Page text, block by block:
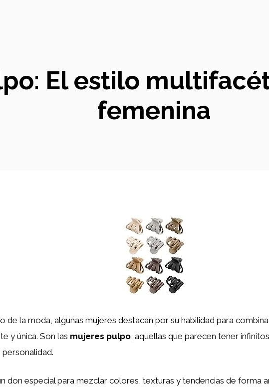
El estilo
femenina
de la moda, algunas mujeres destacan por su habilidad para
y única. Son las mujeres pulpo , aquellas que parecen tener
don especial para mezclar colores, texturas y tendencias de forma